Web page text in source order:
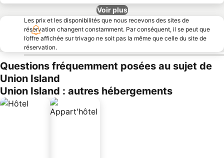
Voir plus
Les prix et les disponibilités que nous recevons des sites de
réservation changent constamment. Par conséquent, il se peut que
l’offre affichée sur trivago ne soit pas la même que celle du site de
réservation.
Questions fréquemment posées au sujet de
Union Island
Union Island : autres hébergements